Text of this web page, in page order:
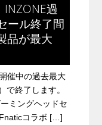
INZONE過
ール終了間
品が最大
催中の過去最大
で終了します。
ミングヘッドセ
コラボ […]